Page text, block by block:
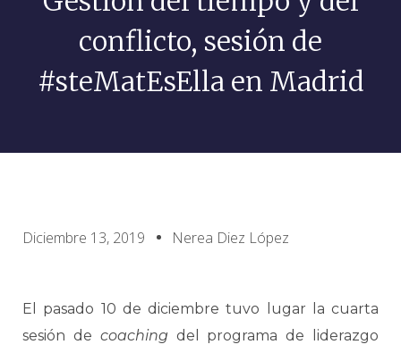
conflicto, sesión de
#steMatEsElla en Madrid
Diciembre 13, 2019 Nerea Diez López
El pasado 10 de diciembre tuvo lugar la cuarta
sesión de coaching del programa de liderazgo